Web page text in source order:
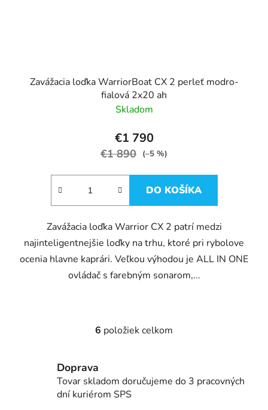
Zavážacia loďka WarriorBoat CX 2 perleť modro-
fialová 2x20 ah
Skladom
€1 790
€1 890 (–5 %)
DO KOŠÍKA
Zavážacia loďka Warrior CX 2 patrí medzi
najinteligentnejšie loďky na trhu, ktoré pri rybolove
ocenia hlavne kaprári. Veľkou výhodou je ALL IN ONE
ovládač s farebným sonarom,...
O
á
d
6 položiek celkom
Doprava
Tovar skladom doručujeme do 3 pracovných
dní kuriérom SPS